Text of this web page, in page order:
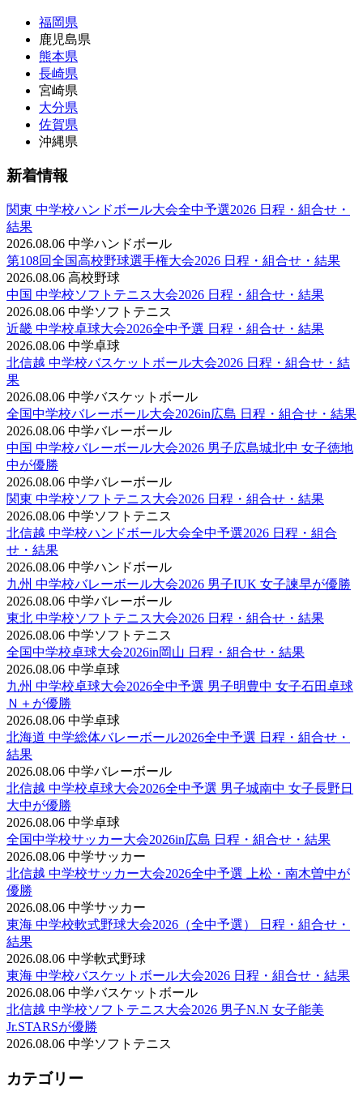
福岡県
鹿児島県
熊本県
長崎県
宮崎県
大分県
佐賀県
沖縄県
新着情報
関東 中学校ハンドボール大会全中予選2026 日程・組合せ・
結果
2026.08.06 中学ハンドボール
第108回全国高校野球選手権大会2026 日程・組合せ・結果
2026.08.06 高校野球
中国 中学校ソフトテニス大会2026 日程・組合せ・結果
2026.08.06 中学ソフトテニス
近畿 中学校卓球大会2026全中予選 日程・組合せ・結果
2026.08.06 中学卓球
北信越 中学校バスケットボール大会2026 日程・組合せ・結
果
2026.08.06 中学バスケットボール
全国中学校バレーボール大会2026in広島 日程・組合せ・結果
2026.08.06 中学バレーボール
中国 中学校バレーボール大会2026 男子広島城北中 女子徳地
中が優勝
2026.08.06 中学バレーボール
関東 中学校ソフトテニス大会2026 日程・組合せ・結果
2026.08.06 中学ソフトテニス
北信越 中学校ハンドボール大会全中予選2026 日程・組合
せ・結果
2026.08.06 中学ハンドボール
九州 中学校バレーボール大会2026 男子IUK 女子諫早が優勝
2026.08.06 中学バレーボール
東北 中学校ソフトテニス大会2026 日程・組合せ・結果
2026.08.06 中学ソフトテニス
全国中学校卓球大会2026in岡山 日程・組合せ・結果
2026.08.06 中学卓球
九州 中学校卓球大会2026全中予選 男子明豊中 女子石田卓球
Ｎ＋が優勝
2026.08.06 中学卓球
北海道 中学総体バレーボール2026全中予選 日程・組合せ・
結果
2026.08.06 中学バレーボール
北信越 中学校卓球大会2026全中予選 男子城南中 女子長野日
大中が優勝
2026.08.06 中学卓球
全国中学校サッカー大会2026in広島 日程・組合せ・結果
2026.08.06 中学サッカー
北信越 中学校サッカー大会2026全中予選 上松・南木曽中が
優勝
2026.08.06 中学サッカー
東海 中学校軟式野球大会2026（全中予選） 日程・組合せ・
結果
2026.08.06 中学軟式野球
東海 中学校バスケットボール大会2026 日程・組合せ・結果
2026.08.06 中学バスケットボール
北信越 中学校ソフトテニス大会2026 男子N.N 女子能美
Jr.STARSが優勝
2026.08.06 中学ソフトテニス
カテゴリー